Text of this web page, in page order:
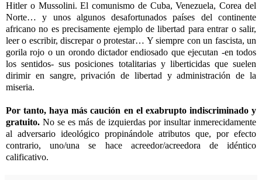
Hitler o Mussolini. El comunismo de Cuba, Venezuela, Corea del
Norte… y unos algunos desafortunados países del continente
africano no es precisamente ejemplo de libertad para entrar o salir,
leer o escribir, discrepar o protestar… Y siempre con un fascista, un
gorila rojo o un orondo dictador endiosado que ejecutan -en todos
los sentidos- sus posiciones totalitarias y liberticidas que suelen
dirimir en sangre, privación de libertad y administración de la
miseria.
Por tanto, haya más caución en el exabrupto indiscriminado y
gratuito. No se es más de izquierdas por insultar inmerecidamente
al adversario ideológico propinándole atributos que, por efecto
contrario, uno/una se hace acreedor/acreedora de idéntico
calificativo.